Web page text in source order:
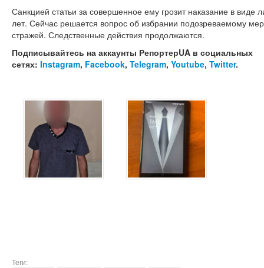
Санкцией статьи за совершенное ему грозит наказание в
лет. Сейчас решается вопрос об избрании подозреваемому
стражей. Следственные действия продолжаются.
Подписывайтесь на аккаунты РепортерUA в социальных
сетях: Instagram, Facebook, Telegram, Youtube, Twitter.
Теги: